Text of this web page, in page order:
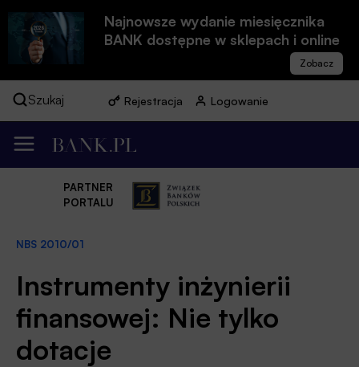
Najnowsze wydanie miesięcznika
BANK dostępne w sklepach i online
Szukaj Rejestracja Logowanie
PARTNER
PORTALU
NBS 2010/01
Instrumenty inżynierii
finansowej: Nie tylko
dotacje